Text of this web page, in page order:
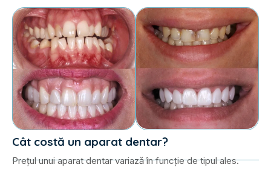
Cât costă un aparat dentar?
Prețul unui aparat dentar variază în funcție de tipul ales.